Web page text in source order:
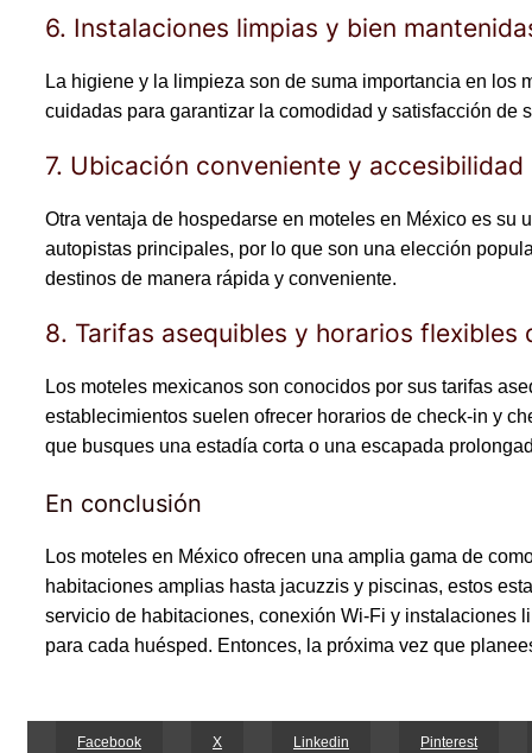
6. Instalaciones limpias y bien
La higiene y la limpieza son de suma importancia en
cuidadas para garantizar la comodidad y satisfacción
7. Ubicación conveniente y accesibilidad
Otra ventaja de hospedarse en moteles en México es
autopistas principales, por lo que son una elección
destinos de manera rápida y conveniente.
8. Tarifas asequibles y horarios
Los moteles mexicanos son conocidos por sus tarifas
establecimientos suelen ofrecer horarios de check-in y
que busques una estadía corta o una escapada
En conclusión
Los moteles en México ofrecen una amplia gama de
habitaciones amplias hasta jacuzzis y piscinas, estos
servicio de habitaciones, conexión Wi-Fi y instalaciones
para cada huésped. Entonces, la próxima vez que
Facebook X Linkedin Pinterest